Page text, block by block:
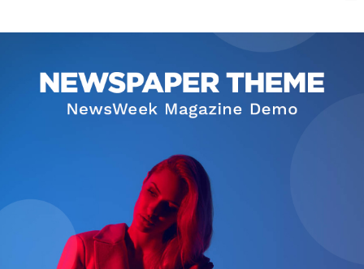
تور بېكىتىمىز
ئاناسەھىپە
بىز كىم؟